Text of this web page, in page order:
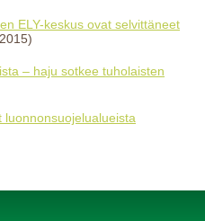
ELY-keskus ovat selvittäneet
– haju sotkee tuholaisten
luonnonsuojelualueista